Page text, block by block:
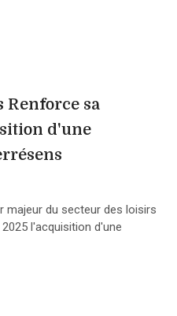
Renforce sa
d'une
majeur du secteur des loisirs
l'acquisition d'une